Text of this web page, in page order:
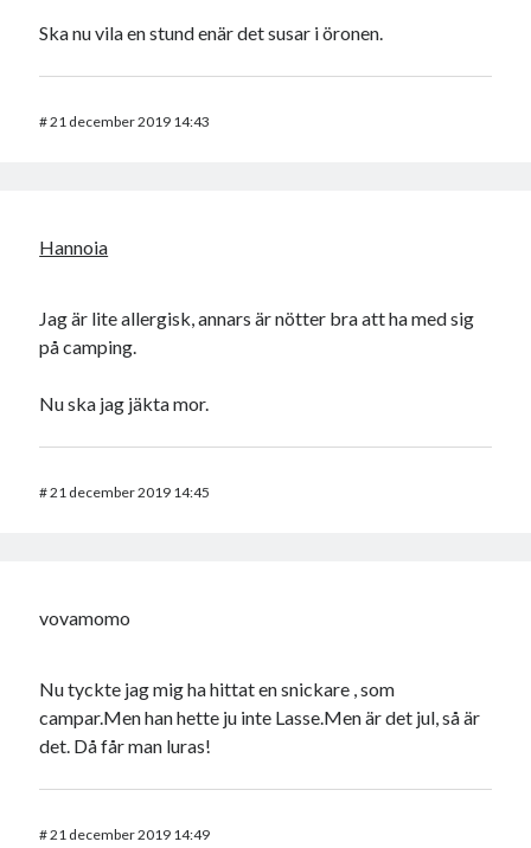
Ska nu vila en stund enär det susar i öronen.
#21 december 2019 14:43
Hannoia
Jag är lite allergisk, annars är nötter bra att ha med sig
på camping.
Nu ska jag jäkta mor.
#21 december 2019 14:45
vovamomo
Nu tyckte jag mig ha hittat en snickare , som
campar.Men han hette ju inte Lasse.Men är det jul, så är
det. Då får man luras!
#21 december 2019 14:49